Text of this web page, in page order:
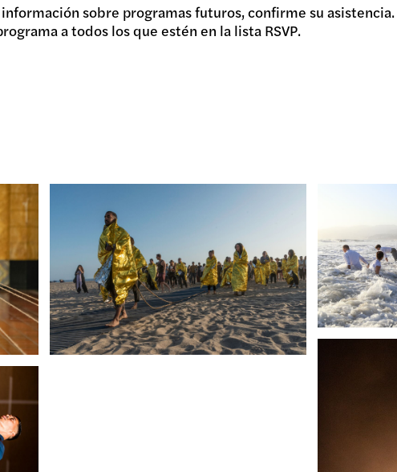
sobre programas futuros, confirme su asistencia.
a todos los que estén en la lista RSVP.